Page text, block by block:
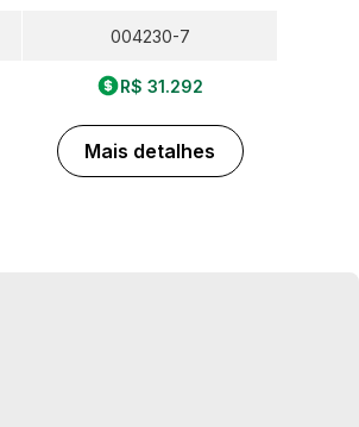
004230-7
R$ 31.292
Mais detalhes